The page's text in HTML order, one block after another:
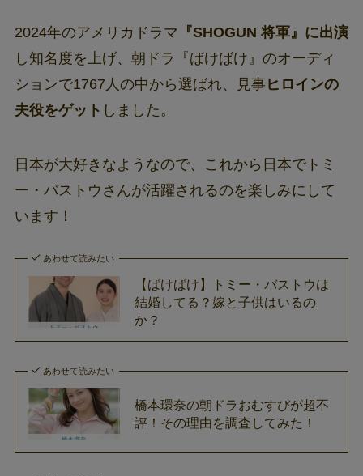
2024年のアメリカドラマ 『SHOGUN 将軍』に出演
し知名度を上げ、朝ドラ『ばけばけ』のオーディ
ションで1767人の中から選ばれ、見事ヒロインの
夫役をゲット しました。
日本が大好きなようなので、これから日本でトミ
ー・バストウさんが活躍されるのを楽しみにして
います！
あわせて読みたい
【ばけばけ】トミー・バストウは
結婚してる？嫁と子供はいるの
か？
あわせて読みたい
橋本環奈の朝ドラおむすびが超不
評！その理由を調査してみた！